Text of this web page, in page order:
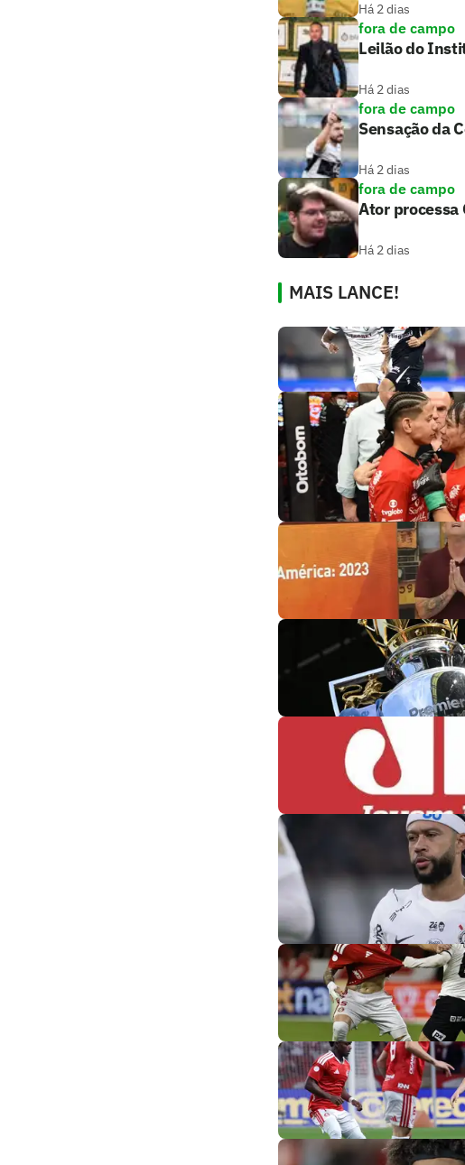
Há 2 dias
fora de campo
Leilão do
Há 2 dias
fora de campo
Sensação da
Há 2 dias
fora de campo
Ator processa
Há 2 dias
MAIS LANCE!